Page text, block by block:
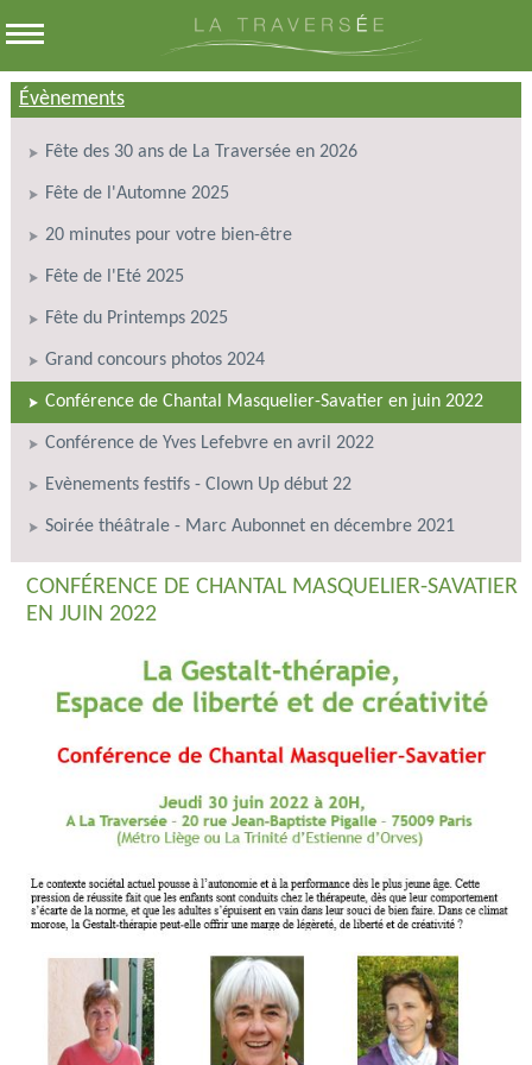
Évènements
Fête des 30 ans de La Traversée en 2026
Fête de l'Automne 2025
20 minutes pour votre bien-être
Fête de l'Eté 2025
Fête du Printemps 2025
Grand concours photos 2024
Conférence de Chantal Masquelier-Savatier en juin 2022
Conférence de Yves Lefebvre en avril 2022
Evènements festifs - Clown Up début 22
Soirée théâtrale - Marc Aubonnet en décembre 2021
CONFÉRENCE DE CHANTAL MASQUELIER-SAVATIER
EN JUIN 2022